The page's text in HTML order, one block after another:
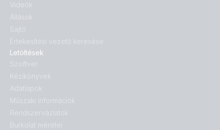
Letöltések
Szoftver
Kézikönyvek
Adatlapok
Műszaki információk
Rendszervázlatok
Burkolat méretei
Videók
Állások
Sajtó
Értekesítési vezető keresése